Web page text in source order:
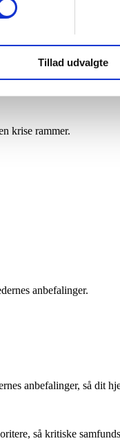
Tillad udvalgte
krise rammer.
anbefalinger.
anbefalinger, så dit
så kritiske